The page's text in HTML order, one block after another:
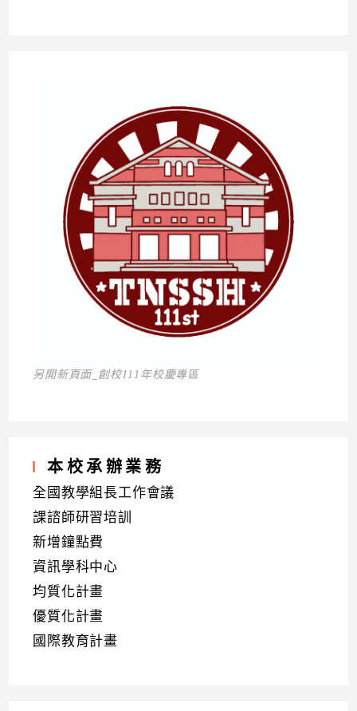
另開新頁面_創校111年校慶專區
本校承辦業務
全國教學組長工作會議
課諮師研習培訓
新增鐘點費
資訊學科中心
均質化計畫
優質化計畫
國際教育計畫